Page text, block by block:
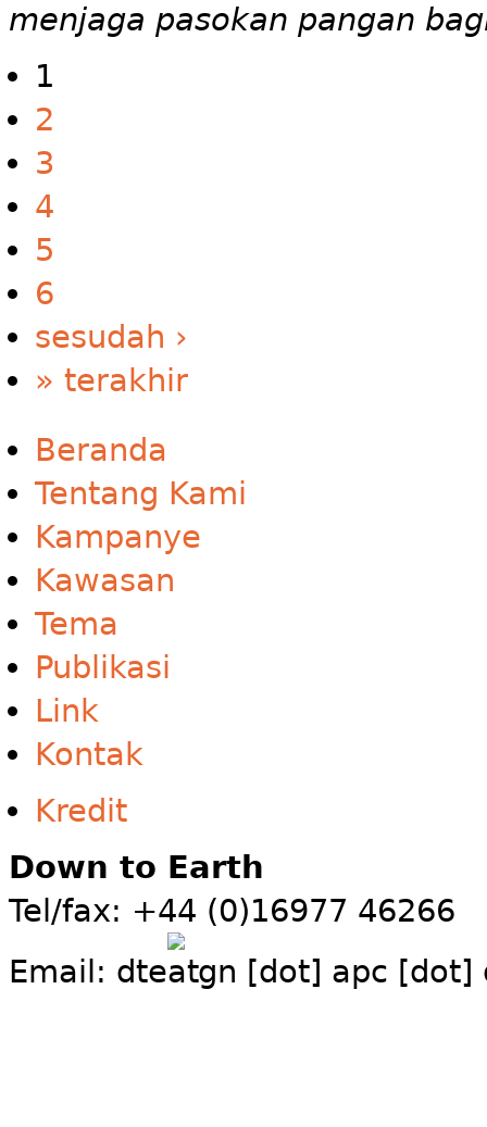
menjaga pasokan pangan
1
2
3
4
5
6
sesudah ›
» terakhir
Beranda
Tentang Kami
Kampanye
Kawasan
Tema
Publikasi
Link
Kontak
Kredit
Down to Earth
Tel/fax: +44 (0)16977 46266
Email: dte gn [dot] apc [dot]